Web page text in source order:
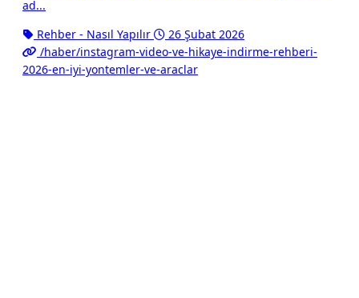
ad...
Rehber - Nasıl Yapılır
26 Şubat 2026
/haber/instagram-video-ve-hikaye-indirme-rehberi-
2026-en-iyi-yontemler-ve-araclar